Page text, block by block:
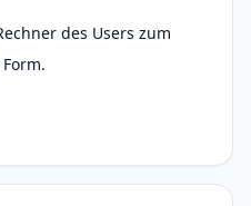
des Users zum